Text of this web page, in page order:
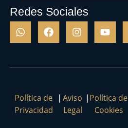
Redes Sociales
Política de
Privacidad
| Aviso
Legal
| Política de
Cookies